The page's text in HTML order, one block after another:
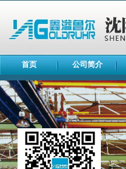
首页 公司简介